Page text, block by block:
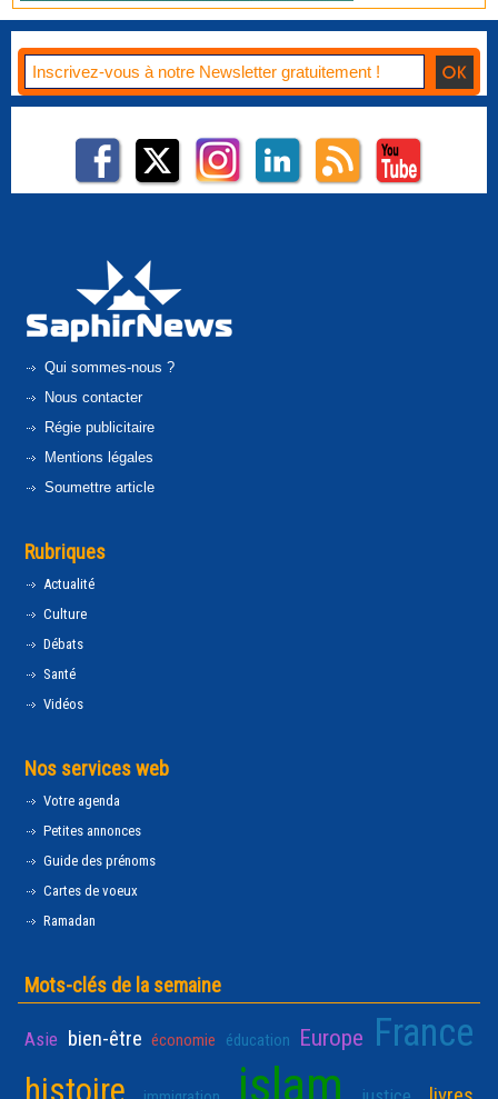
Qui sommes-nous ?
Nous contacter
Régie publicitaire
Mentions légales
Soumettre article
Rubriques
Actualité
Culture
Débats
Santé
Vidéos
Nos services web
Votre agenda
Petites annonces
Guide des prénoms
Cartes de voeux
Ramadan
Mots-clés de la semaine
Asie bien-être économie éducation Europe France
histoire islam